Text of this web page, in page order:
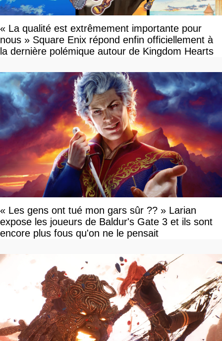
« La qualité est extrêmement importante pour
nous » Square Enix répond enfin officiellement à
la dernière polémique autour de Kingdom Hearts
« Les gens ont tué mon gars sûr ?? » Larian
expose les joueurs de Baldur's Gate 3 et ils sont
encore plus fous qu'on ne le pensait